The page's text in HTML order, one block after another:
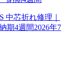
中芯折れ修理｜
期4週間2026年7